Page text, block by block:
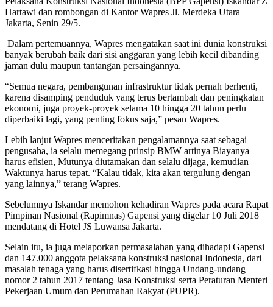
Hartawi dan rombongan di Kantor Wapres Jl. Merdeka Utara
Jakarta, Senin 29/5.
Dalam pertemuannya, Wapres mengatakan saat ini dunia konstruksi
banyak berubah baik dari sisi anggaran yang lebih kecil dibanding
jaman dulu maupun tantangan persaingannya.
“Semua negara, pembangunan infrastruktur tidak pernah berhenti,
karena disamping penduduk yang terus bertambah dan peningkatan
ekonomi, juga proyek-proyek selama 10 hingga 20 tahun perlu
diperbaiki lagi, yang penting fokus saja,” pesan Wapres.
Lebih lanjut Wapres menceritakan pengalamannya saat sebagai
pengusaha, ia selalu memegang prinsip BMW artinya Biayanya
harus efisien, Mutunya diutamakan dan selalu dijaga, kemudian
Waktunya harus tepat. “Kalau tidak, kita akan tergulung dengan
yang lainnya,” terang Wapres.
Sebelumnya Iskandar memohon kehadiran Wapres pada acara Rapat
Pimpinan Nasional (Rapimnas) Gapensi yang digelar 10 Juli 2018
mendatang di Hotel JS Luwansa Jakarta.
Selain itu, ia juga melaporkan permasalahan yang dihadapi Gapensi
dan 147.000 anggota pelaksana konstruksi nasional Indonesia, dari
masalah tenaga yang harus disertifkasi hingga Undang-undang
nomor 2 tahun 2017 tentang Jasa Konstruksi serta Peraturan Menteri
Pekerjaan Umum dan Perumahan Rakyat (PUPR).